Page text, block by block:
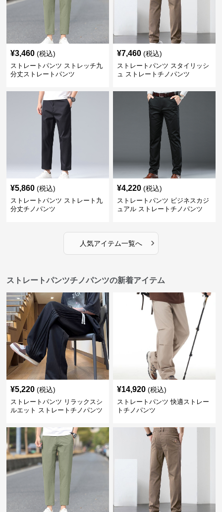
¥3,460 (税込)
ストレートパンツ ストレッチ九
分丈ストレートパンツ
¥7,460 (税込)
ストレートパンツ スタイリッシ
ュ ストレートチノパンツ
¥5,860 (税込)
ストレートパンツ ストレート九
分丈チノパンツ
¥4,220 (税込)
ストレートパンツ ビジネスカジ
ュアル ストレートチノパンツ
人気アイテム一覧へ ›
ストレートパンツチノパンツの新着アイテム
¥5,220 (税込)
ストレートパンツ リラックスシ
ルエット ストレートチノパンツ
¥14,920 (税込)
ストレートパンツ 快適ストレー
トチノパンツ